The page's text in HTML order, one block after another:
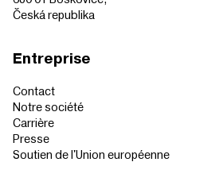
Česká republika
Entreprise
Contact
Notre société
Carrière
Presse
Soutien de l'Union européenne